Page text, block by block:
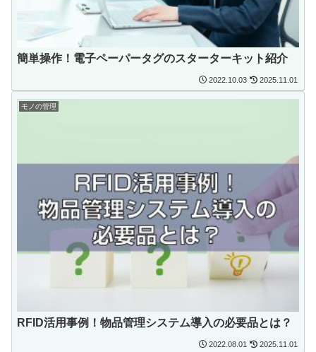
簡単操作！電子ペーパータグのスターターキット紹介
2022.10.03 2025.11.01
モノの管理
RFID活用事例！物品管理システム導入の必要品とは？
2022.08.01 2025.11.01